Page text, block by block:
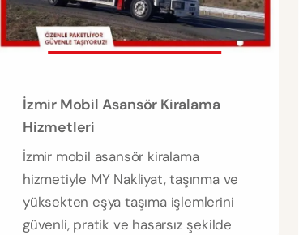
İzmir Mobil Asansör Kiralama
Hizmetleri
İzmir mobil asansör kiralama
hizmetiyle MY Nakliyat, taşınma ve
yüksekten eşya taşıma işlemlerini
güvenli, pratik ve hasarsız şekilde